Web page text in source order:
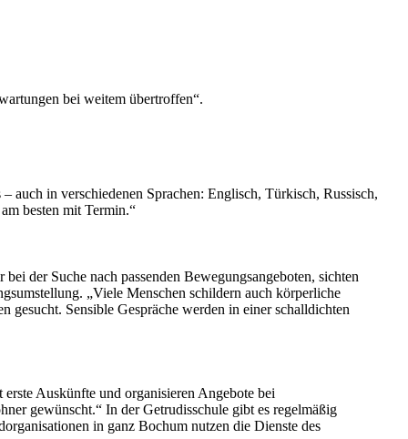
bei weitem übertroffen“.
auch in verschiedenen Sprachen: Englisch, Türkisch, Russisch,
besten mit Termin.“
der Suche nach passenden Bewegungsangeboten, sichten
„Viele Menschen schildern auch körperliche
gesucht. Sensible Gespräche werden in einer schalldichten
Auskünfte und organisieren Angebote bei
gewünscht.“ In der Getrudisschule gibt es regelmäßig
in ganz Bochum nutzen die Dienste des